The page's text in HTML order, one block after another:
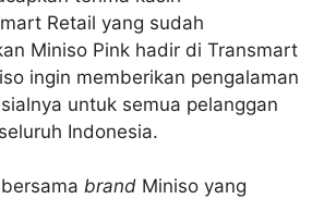
Retail yang sudah
Miniso Pink hadir di Transmart
ingin memberikan pengalaman
untuk semua pelanggan
Indonesia.
brand Miniso yang